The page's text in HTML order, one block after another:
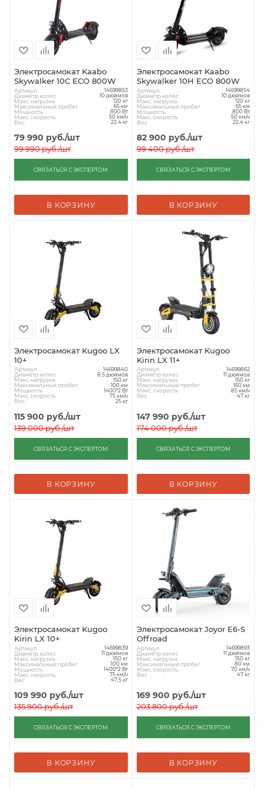
Электросамокат Kaabo
Skywalker 10C ECO 800W
Артикул 14699853
Диаметр колес 10 дюймов
Макс. нагрузка 120 кг
Максимальный пробег 65 км
Мощность 800 Вт
Макс. скорость 50 км/ч
Вес 22.4 кг
79 990 руб./шт
99 990руб./шт
СВЯЗАТЬСЯ С ЭКСПЕРТОМ
В КОРЗИНУ
Электросамокат Kaabo
Skywalker 10H ECO 800W
Артикул 14699854
Диаметр колес 10 дюймов
Макс. нагрузка 120 кг
Максимальный пробег 65 км
Мощность 800 Вт
Макс. скорость 50 км/ч
Вес 22.4 кг
82 900 руб./шт
99 400руб./шт
СВЯЗАТЬСЯ С ЭКСПЕРТОМ
В КОРЗИНУ
Электросамокат Kugoo LX
10+
Артикул 14699840
Диаметр колес 8.5 дюймов
Макс. нагрузка 150 кг
Максимальный пробег 100 км
Мощность 1400*2 Вт
Макс. скорость 75 км/ч
Вес 25 кг
115 900 руб./шт
139 000руб./шт
СВЯЗАТЬСЯ С ЭКСПЕРТОМ
В КОРЗИНУ
Электросамокат Kugoo
Kirin LX 11+
Артикул 14699862
Диаметр колес 11 дюймов
Макс. нагрузка 150 кг
Максимальный пробег 160 км
Макс. скорость 85 км/ч
Вес 47 кг
147 990 руб./шт
174 000руб./шт
СВЯЗАТЬСЯ С ЭКСПЕРТОМ
В КОРЗИНУ
Электросамокат Kugoo
Kirin LX 10+
Артикул 14699839
Диаметр колес 11 дюймов
Макс. нагрузка 150 кг
Максимальный пробег 100 км
Мощность 1400*2 Вт
Макс. скорость 75 км/ч
Вес 47.5 кг
109 990 руб./шт
135 900руб./шт
СВЯЗАТЬСЯ С ЭКСПЕРТОМ
В КОРЗИНУ
Электросамокат Joyor E6-S
Offroad
Артикул 14699893
Диаметр колес 11 дюймов
Макс. нагрузка 150 кг
Максимальный пробег 80 км
Макс. скорость 70 км/ч
Вес 47 кг
169 900 руб./шт
203 800руб./шт
СВЯЗАТЬСЯ С ЭКСПЕРТОМ
В КОРЗИНУ